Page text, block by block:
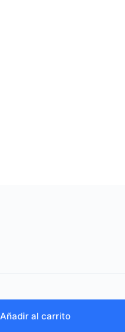
Añadir al carrito